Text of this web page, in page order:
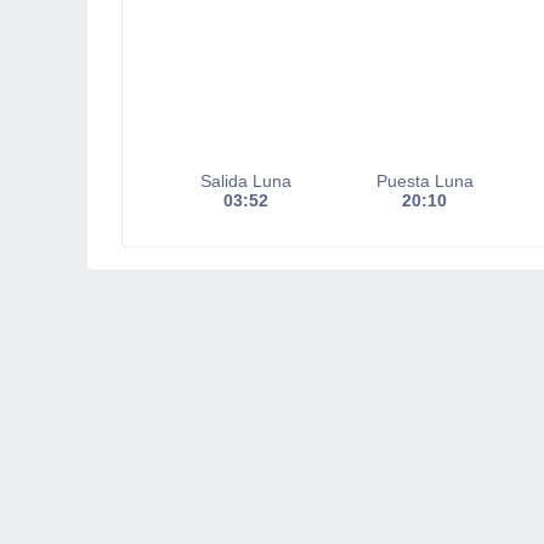
Salida Luna
03:52
Puesta Luna
20:10